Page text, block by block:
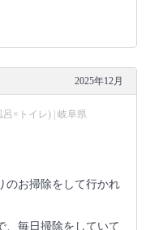
2025年12月
×トイレ) | 岐阜県
のお掃除をして行かれ
、毎日掃除をしていて